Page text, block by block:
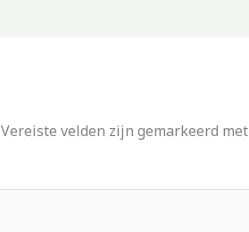
Vereiste velden zijn gemarkeerd met